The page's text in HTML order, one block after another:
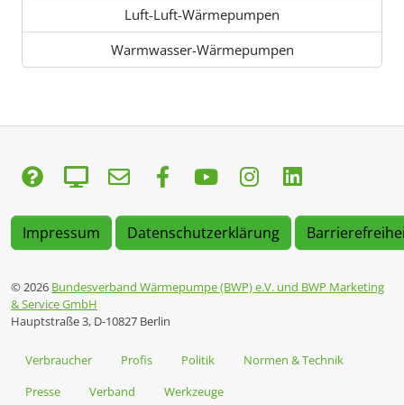
Luft-Luft-Wärmepumpen
Warmwasser-Wärmepumpen
Impressum Datenschutzerklärung
© 2026 Bundesverband Wärmepumpe (BWP) e.V. und BWP Marketing
& Service GmbH
Hauptstraße 3, D-10827 Berlin
Verbraucher Profis Politik
Normen & Technik
Presse
Verband Werkzeuge